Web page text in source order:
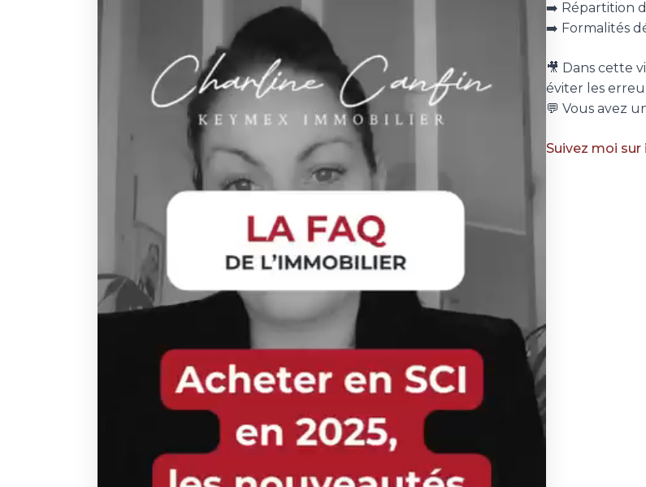
➡️ Répartition
➡️ Formalités
🎥 Dans cette
éviter les
💬 Vous avez
Suivez moi